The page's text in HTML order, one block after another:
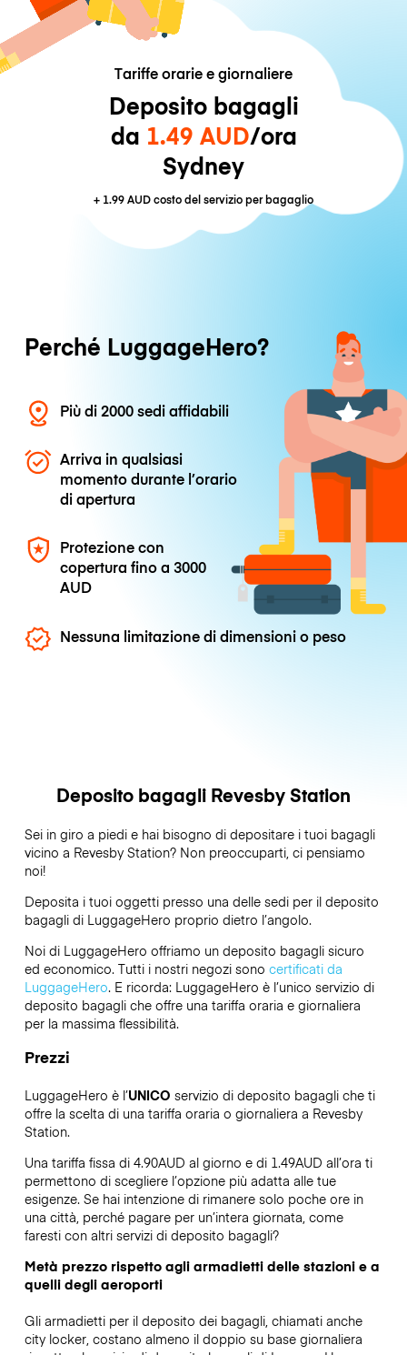
Tariffe orarie e giornaliere
Deposito bagagli
da 1.49 AUD/ora
Sydney
+ 1.99 AUDcosto del servizio per bagaglio
Perché LuggageHero?
Più di 2000 sedi affidabili
Arriva in qualsiasi
momento durante l’orario
di apertura
Protezione con
copertura fino a3000
AUD
Nessuna limitazione di dimensioni o peso
Deposito bagagli Revesby Station
Sei in giro a piedi e hai bisogno di depositare i tuoi bagagli
vicino a Revesby Station? Non preoccuparti, ci pensiamo
noi!
Deposita i tuoi oggetti presso una delle sedi per il deposito
bagagli di LuggageHero proprio dietro l’angolo.
Noi di LuggageHero offriamo un deposito bagagli sicuro
ed economico. Tutti i nostri negozi sono certificati da
LuggageHero. E ricorda: LuggageHero è l’unico servizio di
deposito bagagli che offre una tariffa oraria e giornaliera
per la massima flessibilità.
Prezzi
LuggageHero è l’UNICO servizio di deposito bagagli che ti
offre la scelta di una tariffa oraria o giornaliera a Revesby
Station.
Una tariffa fissa di 4.90AUD al giorno e di 1.49AUD all’ora ti
permettono di scegliere l’opzione più adatta alle tue
esigenze. Se hai intenzione di rimanere solo poche ore in
una città, perché pagare per un’intera giornata, come
faresti con altri servizi di deposito bagagli?
Metà prezzo rispetto agli armadietti delle stazioni e a
quelli degli aeroporti
Gli armadietti per il deposito dei bagagli, chiamati anche
city locker, costano almeno il doppio su base giornaliera